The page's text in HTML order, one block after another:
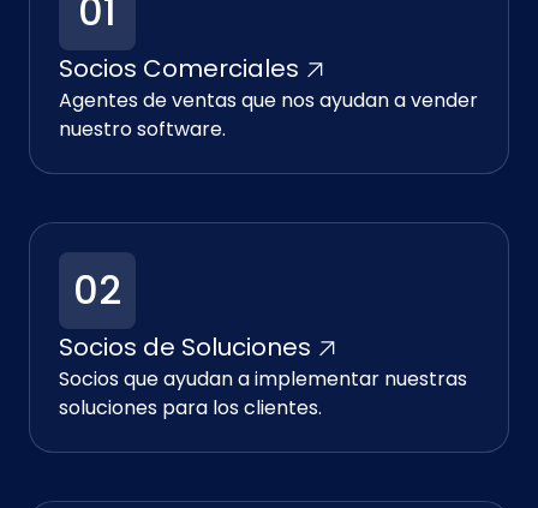
01
Socios Comerciales
Agentes de ventas que nos ayudan a vender
nuestro software.
02
Socios de Soluciones
Socios que ayudan a implementar nuestras
soluciones para los clientes.